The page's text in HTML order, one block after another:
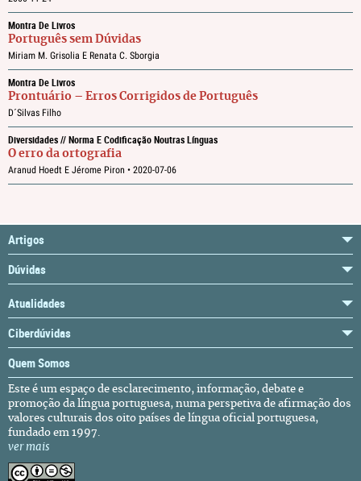
Montra De Livros
Português sem Dúvidas
Miriam M. Grisolia E Renata C. Sborgia
Montra De Livros
Prontuário – Erros Corrigidos de Português
D´Silvas Filho
Diversidades // Norma E Codificação Noutras Línguas
O erro da ortografia
Aranud Hoedt E Jérome Piron • 2020-07-06
Artigos
Dúvidas
Atualidades
Ciberdúvidas
Quem Somos
Este é um espaço de esclarecimento, informação, debate e
promoção da língua portuguesa, numa perspetiva de afirmação dos
valores culturais dos oito países de língua oficial portuguesa,
fundado em 1997.
ver mais